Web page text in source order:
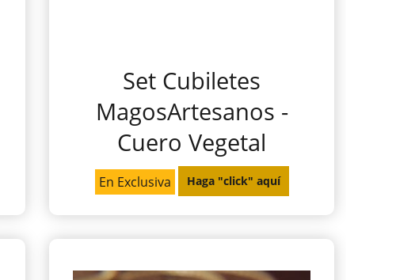
Set Cubiletes
MagosArtesanos -
Cuero Vegetal
En Exclusiva Haga "click" aquí